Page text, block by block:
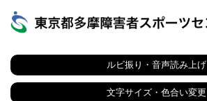
ルビ振り・音声読み上げ
文字サイズ・色合い変更